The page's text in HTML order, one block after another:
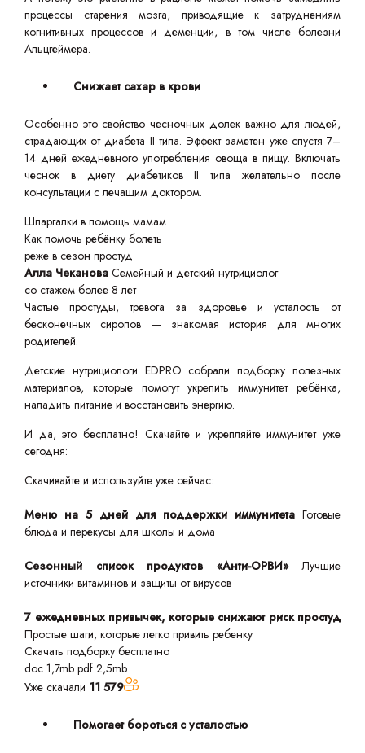
процессы старения мозга, приводящие к затруднениям
когнитивных процессов и деменции, в том числе болезни
Альцгеймера.
Снижает сахар в крови
Особенно это свойство чесночных долек важно для людей,
страдающих от диабета II типа. Эффект заметен уже спустя 7–
14 дней ежедневного употребления овоща в пищу. Включать
чеснок в диету диабетиков II типа желательно после
консультации с лечащим доктором.
Шпаргалки в помощь мамам
Как помочь ребёнку болеть
реже в сезон простуд
Алла Чеканова Семейный и детский нутрициолог
со стажем более 8 лет
Частые простуды, тревога за здоровье и усталость от
бесконечных сиропов — знакомая история для многих
родителей.
Детские нутрициологи EDPRO собрали подборку полезных
материалов, которые помогут укрепить иммунитет ребёнка,
наладить питание и восстановить энергию.
И да, это бесплатно! Скачайте и укрепляйте иммунитет уже
сегодня:
Скачивайте и используйте уже сейчас:
Меню на 5 дней для поддержки иммунитета Готовые
блюда и перекусы для школы и дома
Сезонный список продуктов «Анти-ОРВИ»
Лучшие
источники витаминов и защиты от вирусов
7 ежедневных привычек, которые снижают риск простуд
Простые шаги, которые легко привить ребенку
Скачать подборку бесплатно
doc 1,7mb pdf 2,5mb
Уже скачали 11 579
Помогает бороться с усталостью